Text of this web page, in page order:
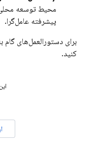
محیط توسعه
پیشرفته عامل‌گرا.
برای دستورالعمل‌های گام
کنید.